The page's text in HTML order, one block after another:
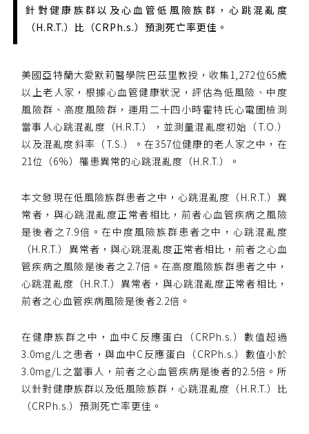
針對健康族群以及心血管低風險族群，心跳混亂度
（H.R.T.）比（CRPh.s.）預測死亡率更佳。
美國亞特蘭大愛默莉醫學院巴茲里教授，收集1,272位65歲
以上老人家，根據心血管健康狀況，評估為低風險、中度
風險群、高度風險群，運用二十四小時霍特氏心電圖檢測
當事人心跳混亂度（H.R.T.），並測量混亂度初始（T.O.）
以及混亂度斜率（T.S.）。在357位健康的老人家之中，在
21位（6%）罹患異常的心跳混亂度（H.R.T.）。
本文發現在低風險族群患者之中，心跳混亂度（H.R.T.）異
常者，與心跳混亂度正常者相比，前者心血管疾病之風險
是後者之7.9倍。在中度風險族群患者之中，心跳混亂度
（H.R.T.）異常者，與心跳混亂度正常者相比，前者之心血
管疾病之風險是後者之2.7倍。在高度風險族群患者之中，
心跳混亂度（H.R.T.）異常者，與心跳混亂度正常者相比，
前者之心血管疾病風險是後者2.2倍。
在健康族群之中，血中C反應蛋白（CRPh.s.）數值超過
3.0mg/L之患者，與血中C反應蛋白（CRPh.s.）數值小於
3.0mg/L之當事人，前者之心血管疾病是後者的2.5倍。所
以針對健康族群以及低風險族群，心跳混亂度（H.R.T.）比
（CRPh.s.）預測死亡率更佳。
【會費】
個人會員:
團體會員:
入會費新臺幣3000元，於會員入會時繳納；常年會
費3000元，於每年度繳納。
戶名: 社團法人台灣自律神經健康培訓暨發展協會
帳號: 003-03-501566-2